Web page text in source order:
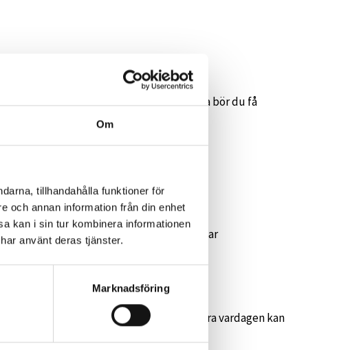
Om
tillhandahålla funktioner för
och annan information från din enhet
kan i sin tur kombinera informationen
använt deras tjänster.
Marknadsföring
anfall. För att få den att fungera bör du få
hur du ska agera om du får biverkningar
Att anpassa sig och lära sig hantera vardagen kan